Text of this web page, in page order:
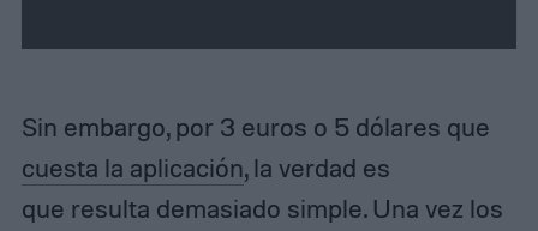
Sin embargo, por 3 euros o 5 dólares que
cuesta la aplicación, la verdad es
que resulta demasiado simple. Una vez los